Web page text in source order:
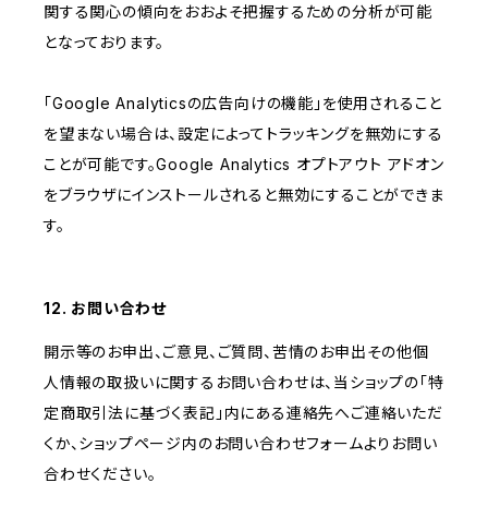
関する関心の傾向をおおよそ把握するための分析が可能
となっております。
「Google Analyticsの広告向けの機能」を使用されること
を望まない場合は、設定によってトラッキングを無効にする
ことが可能です。Google Analytics オプトアウト アドオン
をブラウザにインストールされると無効にすることができま
す。
12. お問い合わせ
開示等のお申出、ご意見、ご質問、苦情のお申出その他個
人情報の取扱いに関するお問い合わせは、当ショップの「特
定商取引法に基づく表記」内にある連絡先へご連絡いただ
くか、ショップページ内のお問い合わせフォームよりお問い
合わせください。